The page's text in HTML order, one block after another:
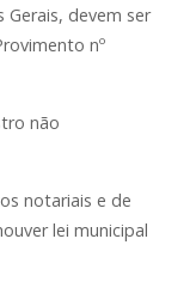
Gerais, devem ser
nº
não
notariais e de
lei municipal